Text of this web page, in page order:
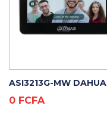
ADD TO CART
ASI3213G-MW DAHUA
Prix
0 FCFA